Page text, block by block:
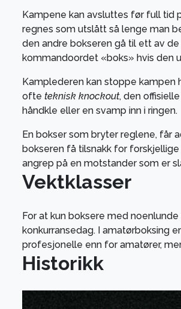
Kampene kan avsluttes før full tid
regnes som utslått så lenge man
den andre bokseren gå til ett av
kommandoordet «boks» hvis den
Kamplederen kan stoppe
ofte teknisk knockout, den
håndkle eller en svamp inn i ringen.
En bokser som bryter reglene, får
bokseren få tilsnakk for
angrep på en motstander som er
Vektklasser
For at kun boksere med
konkurransedag. I amatørboksing
profesjonelle enn for amatører,
Historikk